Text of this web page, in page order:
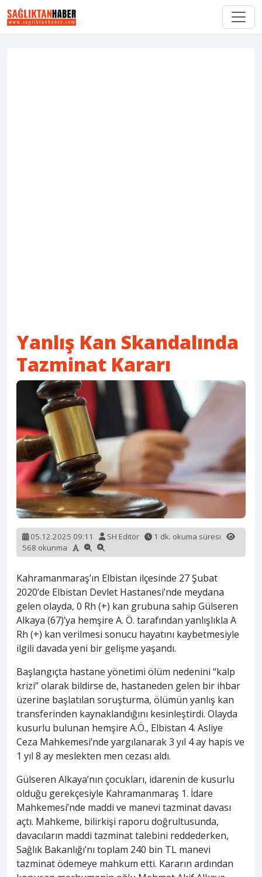
Yanlış Kan Skandalında
Tazminat Kararı
05.12.2025 09:11 SH Editör
1 dk. okuma süresi
568 okunma
Kahramanmaraş’ın Elbistan ilçesinde 27 Şubat
2020’de Elbistan Devlet Hastanesi’nde meydana
gelen olayda, 0 Rh (+) kan grubuna sahip Gülseren
Alkaya (67)’ya hemşire A. Ö. tarafından yanlışlıkla A
Rh (+) kan verilmesi sonucu hayatını kaybetmesiyle
ilgili davada yeni bir gelişme yaşandı.
Başlangıçta hastane yönetimi ölüm nedenini “kalp
krizi” olarak bildirse de, hastaneden gelen bir ihbar
üzerine başlatılan soruşturma, ölümün yanlış kan
transferinden kaynaklandığını kesinleştirdi. Olayda
kusurlu bulunan hemşire A.Ö., Elbistan 4. Asliye
Ceza Mahkemesi’nde yargılanarak 3 yıl 4 ay hapis ve
1 yıl 8 ay meslekten men cezası aldı.
Gülseren Alkaya’nın çocukları, idarenin de kusurlu
olduğu gerekçesiyle Kahramanmaraş 1. İdare
Mahkemesi’nde maddi ve manevi tazminat davası
açtı. Mahkeme, bilirkişi raporu doğrultusunda,
davacıların maddi tazminat talebini reddederken,
Sağlık Bakanlığı’nı toplam 240 bin TL manevi
tazminat ödemeye mahkum etti. Kararın ardından